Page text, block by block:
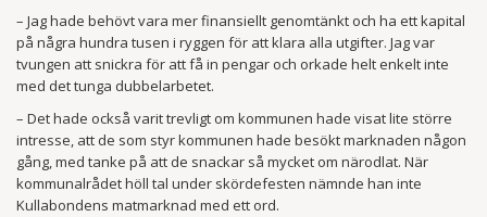
– Jag hade behövt vara mer finansiellt genom­tänkt och ha ett kapital
på några hundra tusen i ryggen för att klara alla utgifter. Jag var
tvungen att snickra för att få in pengar och orkade helt enkelt inte
med det tunga dubbelarbetet.
– Det hade också varit trevligt om kommunen hade visat lite större
intresse, att de som styr kommunen hade besökt marknaden någon
gång, med tanke på att de snackar så mycket om närodlat. När
kommunalrådet höll tal under skördefesten nämnde han inte
Kullabondens matmarknad med ett ord.